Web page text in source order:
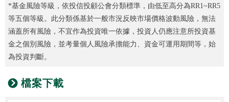
*基金風險等級，依投信投顧公會分類標準，由低至高分為RR1~RR5
等五個等級。此分類係基於一般市況反映市場價格波動風險，無法
涵蓋所有風險，不宜作為投資唯一依據，投資人仍應注意所投資基
金之個別風險，並考量個人風險承擔能力、資金可運用期間等，始
為投資判斷。
檔案下載